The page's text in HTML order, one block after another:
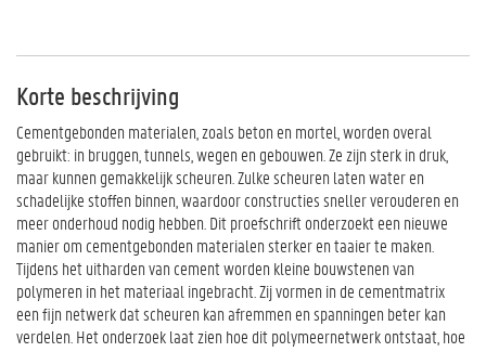
Korte beschrijving
Cementgebonden materialen, zoals beton en mortel, worden overal
gebruikt: in bruggen, tunnels, wegen en gebouwen. Ze zijn sterk in druk,
maar kunnen gemakkelijk scheuren. Zulke scheuren laten water en
schadelijke stoffen binnen, waardoor constructies sneller verouderen en
meer onderhoud nodig hebben. Dit proefschrift onderzoekt een nieuwe
manier om cementgebonden materialen sterker en taaier te maken.
Tijdens het uitharden van cement worden kleine bouwstenen van
polymeren in het materiaal ingebracht. Zij vormen in de cementmatrix
een fijn netwerk dat scheuren kan afremmen en spanningen beter kan
verdelen. Het onderzoek laat zien hoe dit polymeernetwerk ontstaat, hoe